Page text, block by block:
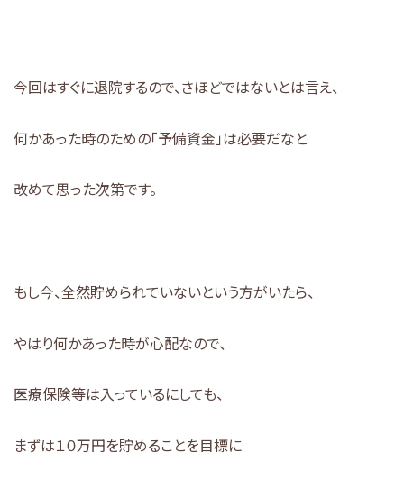
今回はすぐに退院するので、さほどではないとは言え、
何かあった時のための「予備資金」は必要だなと
改めて思った次第です。
もし今、全然貯められていないという方がいたら、
やはり何かあった時が心配なので、
医療保険等は入っているにしても、
まずは１０万円を貯めることを目標に